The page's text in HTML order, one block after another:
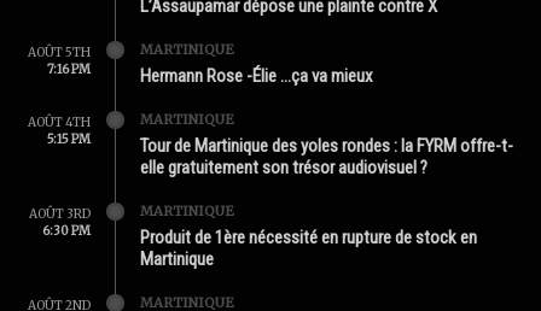
L’Assaupamar dépose une plainte contre X
AOÛT 5TH
7:16 PM
MARTINIQUE
Hermann Rose -Élie …ça va mieux
AOÛT 4TH
5:15 PM
MARTINIQUE
Tour de Martinique des yoles rondes : la FYRM offre-t-
elle gratuitement son trésor audiovisuel ?
AOÛT 3RD
6:30 PM
MARTINIQUE
Produit de 1ère nécessité en rupture de stock en
Martinique
AOÛT 2ND
MARTINIQUE